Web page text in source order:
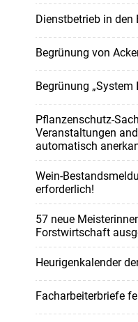
Dienstbetrieb in
Begrünung von
Begrünung „System
Pflanzenschutz-
Veranstaltungen
automatisch
Wein-
erforderlich!
57 neue
Forstwirtschaft
Heurigenkalender
Facharbeiterbriefe